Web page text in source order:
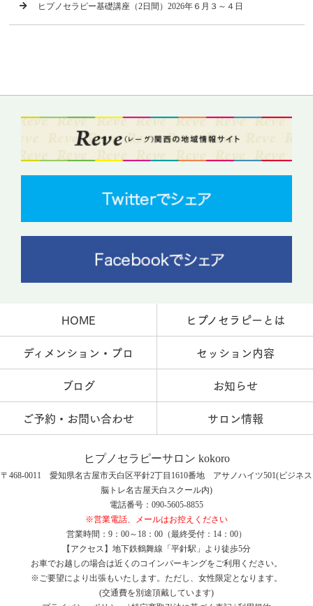
ヒプノセラピー基礎講座（2日間）2026年６月３～４日
HOME
ヒプノセラピーとは
ディメンション・プロ
セッション内容
ブログ
お知らせ
ご予約・お問い合わせ
サロン情報
ヒプノセラピーサロン kokoro
〒468-0011 愛知県名古屋市天白区平針2丁目1610番地 アサノハイツ501(ビジネス
脳トレ名古屋天白スクール内)
電話番号：090-5605-8855
※営業電話、メールはお控えください
営業時間：9：00～18：00（最終受付：14：00）
【アクセス】地下鉄鶴舞線「平針駅」より徒歩5分
お車でお越しの場合は近くのコインパーキングをご利用ください。
※ご要望により出張もいたします。ただし、女性限定となります。
(交通費を別途頂戴しています)